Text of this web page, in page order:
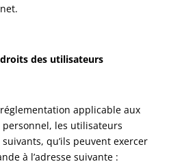
des utilisateurs
applicable aux
les utilisateurs
qu’ils peuvent exercer
à l’adresse suivante :